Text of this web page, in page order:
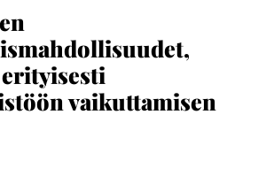
vaikuttamisen